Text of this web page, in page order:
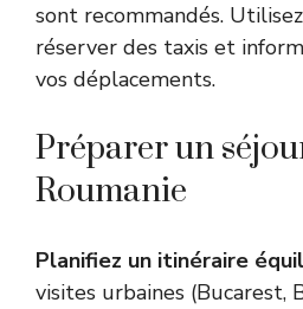
sont recommandés.
réserver des taxis et
vos déplacements.
Préparer un
Roumanie
Planifiez un itinéraire
visites urbaines (Bucarest,